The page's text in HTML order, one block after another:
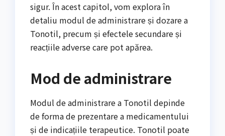
sigur. În acest capitol, vom explora în
detaliu modul de administrare și dozare a
Tonotil, precum și efectele secundare și
reacțiile adverse care pot apărea.
Mod de administrare
Modul de administrare a Tonotil depinde
de forma de prezentare a medicamentului
și de indicațiile terapeutice. Tonotil poate